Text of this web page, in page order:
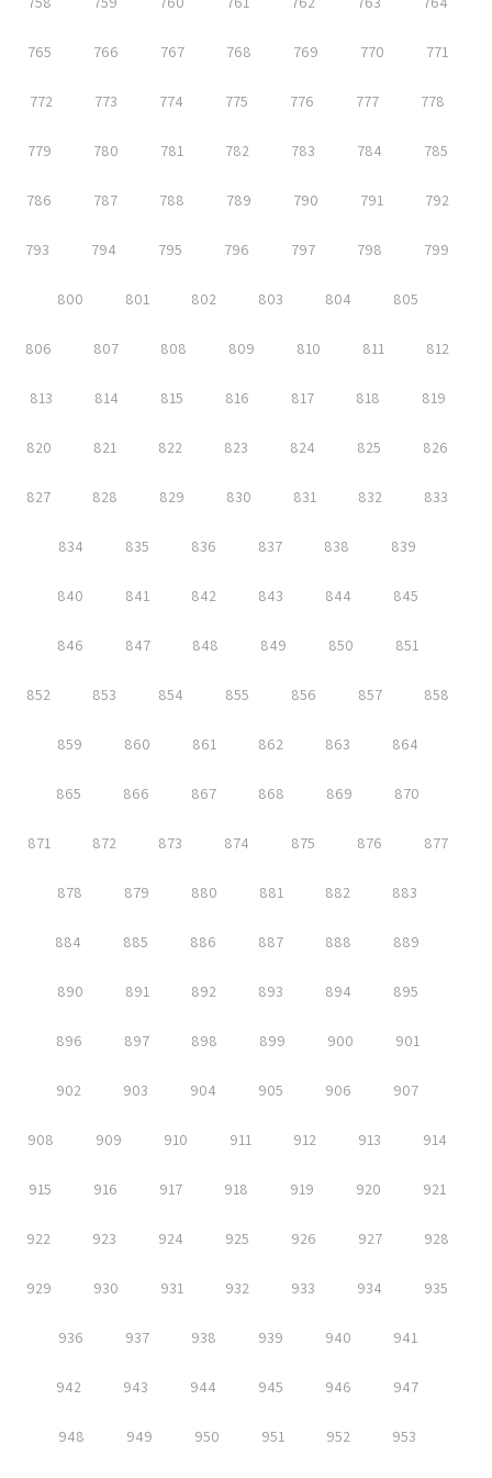
765 766 767 768 769 770 771
772 773 774 775 776 777 778
779 780 781 782 783 784 785
786 787 788 789 790 791 792
793 794 795 796 797 798 799
800 801 802 803 804 805
806 807 808 809 810 811 812
813 814 815 816 817 818 819
820 821 822 823 824 825 826
827 828 829 830 831 832 833
834 835 836 837 838 839
840 841 842 843 844 845
846 847 848 849 850 851
852 853 854 855 856 857 858
859 860 861 862 863 864
865 866 867 868 869 870
871 872 873 874 875 876 877
878 879 880 881 882 883
884 885 886 887 888 889
890 891 892 893 894 895
896 897 898 899 900 901
902 903 904 905 906 907
908 909 910 911 912 913 914
915 916 917 918 919 920 921
922 923 924 925 926 927 928
929 930 931 932 933 934 935
936 937 938 939 940 941
942 943 944 945 946 947
948 949 950 951 952 953